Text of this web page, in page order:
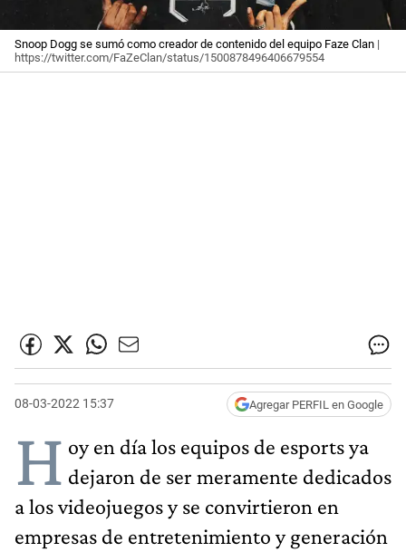
Snoop Dogg se sumó como creador de contenido del equipo Faze Clan |
https://twitter.com/FaZeClan/status/1500878496406679554
08-03-2022 15:37 Agregar PERFIL en Google
H oy en día los equipos de esports ya
dejaron de ser meramente dedicados
a los videojuegos y se convirtieron en
empresas de entretenimiento y generación